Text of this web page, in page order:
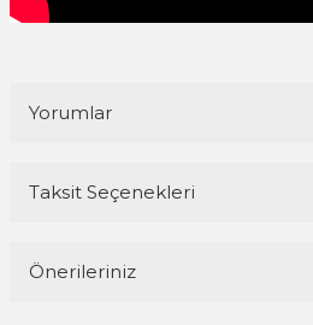
Yorumlar
Taksit Seçenekleri
Önerileriniz